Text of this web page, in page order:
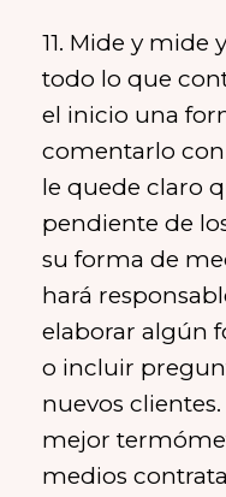
11. Mide y mide
todo lo que
el inicio una
comentarlo
le quede claro
pendiente de
su forma de
hará
elaborar algún
o incluir
nuevos
mejor
medios